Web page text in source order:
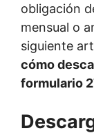
obligación
mensual o
siguiente
cómo
formulario